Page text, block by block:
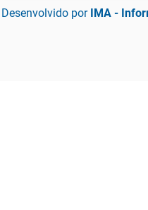
Desenvolvido por IMA -